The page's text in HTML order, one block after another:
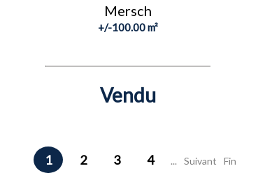
Mersch
+/-100.00 m²
Vendu
1 2 3 4 ... Suivant Fin